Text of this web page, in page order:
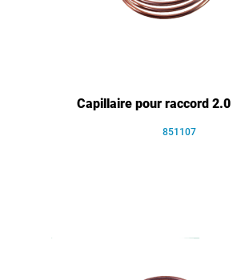
Capillaire pour raccord
851107